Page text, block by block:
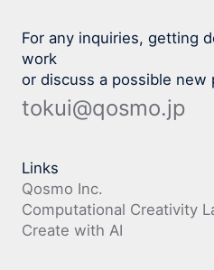
For any inquiries, getting
work
or discuss a possible new
tokui@qosmo.jp
Links
Qosmo Inc.
Computational Creativity
Create with AI